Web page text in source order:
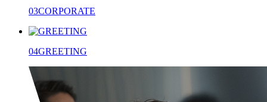
03CORPORATE
04GREETING